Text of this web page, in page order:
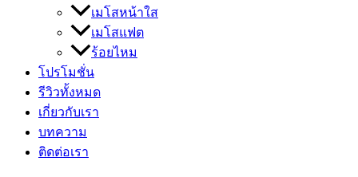
เมโสหน้าใส
เมโสแฟต
ร้อยไหม
โปรโมชั่น
รีวิวทั้งหมด
เกี่ยวกับเรา
บทความ
ติดต่อเรา